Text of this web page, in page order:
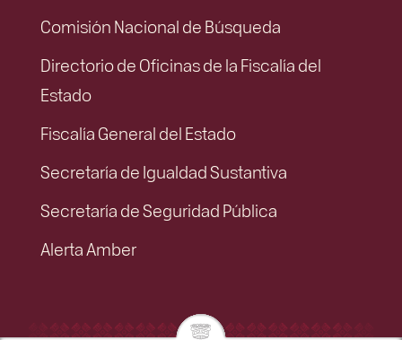
Comisión Nacional de Búsqueda
Directorio de Oficinas de la Fiscalía del
Estado
Fiscalía General del Estado
Secretaría de Igualdad Sustantiva
Secretaría de Seguridad Pública
Alerta Amber